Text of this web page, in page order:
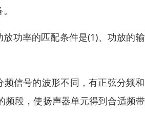
功率的匹配条件是(1)、功放的
信号的波形不同，有正弦分频
段，使扬声器单元得到合适频